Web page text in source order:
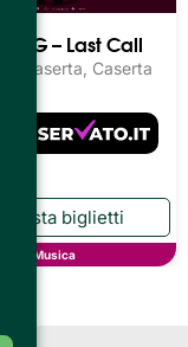
– G – Last Call
Caserta, Caserta
Musica